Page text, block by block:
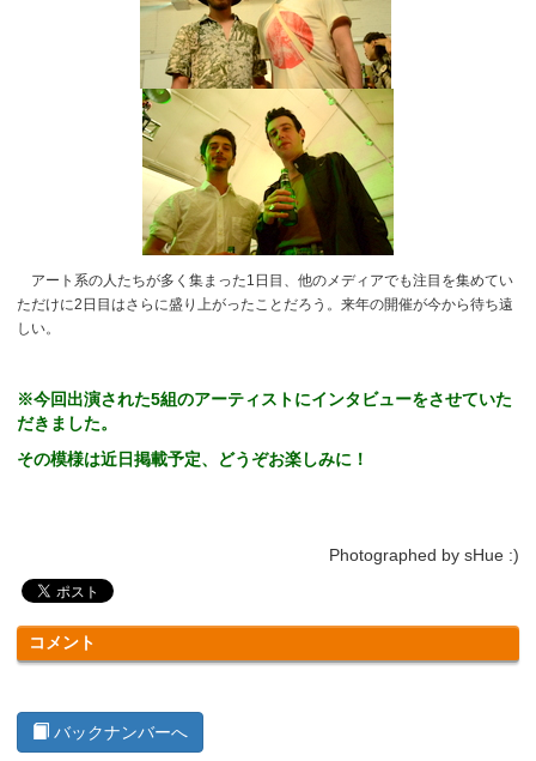
アート系の人たちが多く集まった1日目、他のメディアでも注目を集めてい
ただけに2日目はさらに盛り上がったことだろう。来年の開催が今から待ち遠
しい。
※今回出演された5組のアーティストにインタビューをさせていた
だきました。
その模様は近日掲載予定、どうぞお楽しみに！
Photographed by sHue :)
コメント
バックナンバーへ